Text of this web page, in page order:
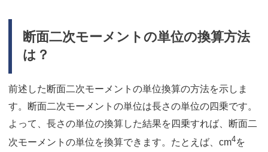
断面二次モーメントの単位の換算方法
は？
前述した断面二次モーメントの単位換算の方法を示しま
す。断面二次モーメントの単位は長さの単位の四乗です。
よって、長さの単位の換算した結果を四乗すれば、断面二
次モーメントの単位を換算できます。たとえば、cm4を